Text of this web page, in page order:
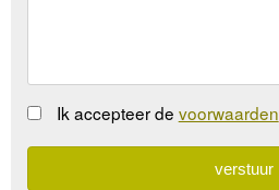
Ik accepteer de voorwaarden